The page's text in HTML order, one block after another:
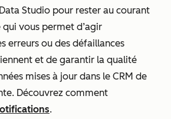
Studio pour rester au courant
vous permet d’agir
erreurs ou des défaillances
et de garantir la qualité
mises à jour dans le CRM de
Découvrez comment
.